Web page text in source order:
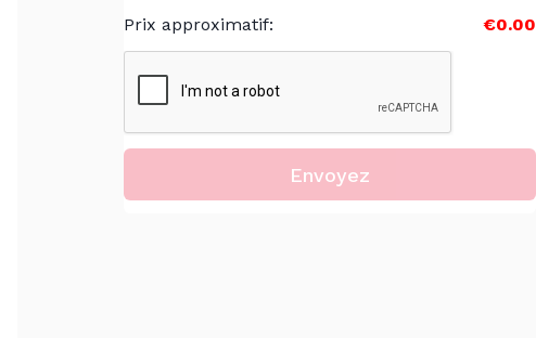
Prix approximatif: €0.00
Envoyez